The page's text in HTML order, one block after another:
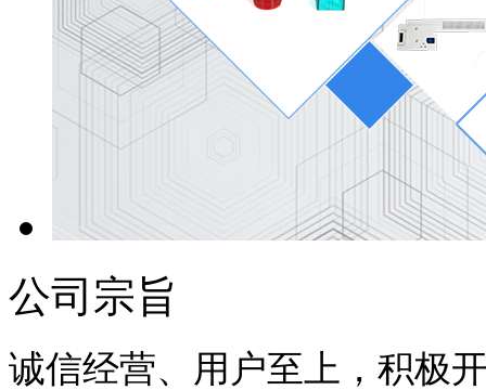
公司宗旨
诚信经营、用户至上，积极